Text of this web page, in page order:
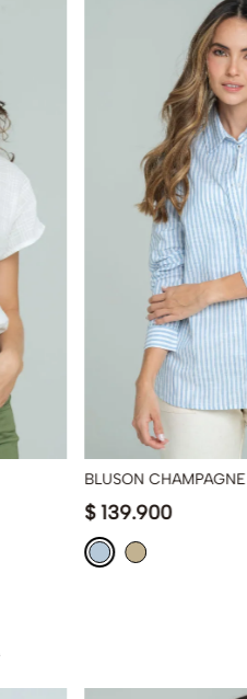
BLUSON CHAMPAGNE
$ 139.900